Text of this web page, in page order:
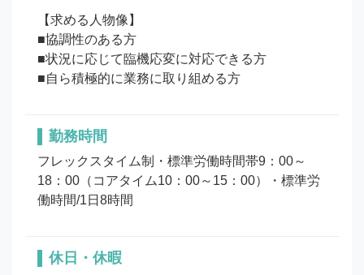
【求める人物像】
■協調性のある方
■状況に応じて臨機応変に対応できる方
勤務時間
フレックスタイム制・標準労働時間帯9：00～
18：00（コアタイム10：00～15：00）・標準労
働時間/1日8時間
休日・休暇